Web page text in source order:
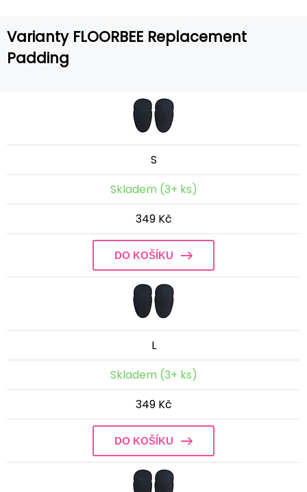
Varianty FLOORBEE Replacement
Padding
S
Skladem (3+ ks)
349 Kč
DO KOŠÍKU
L
Skladem (3+ ks)
349 Kč
DO KOŠÍKU